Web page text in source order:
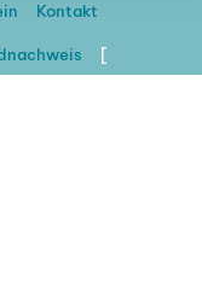
Kontakt
[